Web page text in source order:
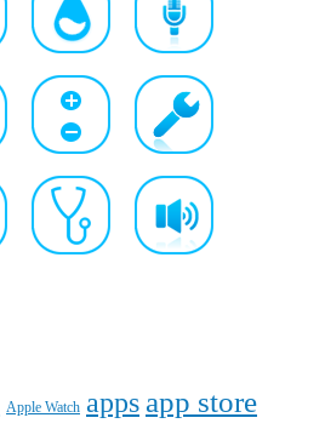
Apple Watch apps app store